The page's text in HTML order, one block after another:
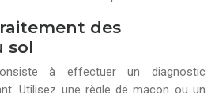
des
sol
à effectuer un diagnostic
Utilisez une règle de maçon ou un